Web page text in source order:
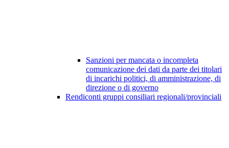
Sanzioni per mancata o incompleta
comunicazione dei dati da parte dei titolari
di incarichi politici, di amministrazione, di
direzione o di governo
Rendiconti gruppi consiliari regionali/provinciali